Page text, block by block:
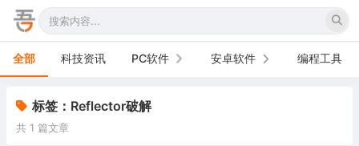
全部 科技资讯 PC软件
办公软件
网络软件
安卓软件
手机软件
电视软件
编程工具
标签：Reflector破解
共 1 篇文章